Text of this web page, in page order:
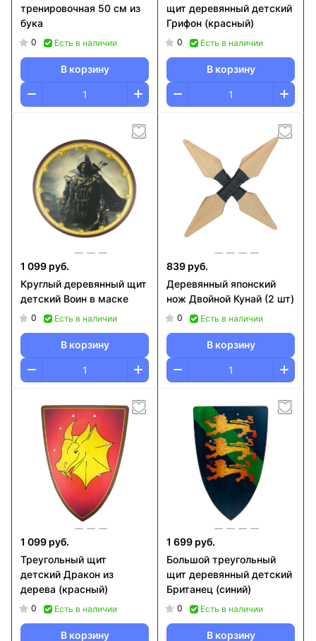
тренировочная 50 см из
бука
0 Есть в наличии
В корзину
щит деревянный детский
Грифон (красный)
0 Есть в наличии
В корзину
1 099 руб.
Круглый деревянный щит
детский Воин в маске
0 Есть в наличии
В корзину
839 руб.
Деревянный японский
нож Двойной Кунай (2 шт)
0 Есть в наличии
В корзину
1 099 руб.
Треугольный щит
детский Дракон из
дерева (красный)
0 Есть в наличии
В корзину
1 699 руб.
Большой треугольный
щит деревянный детский
Британец (синий)
0 Есть в наличии
В корзину